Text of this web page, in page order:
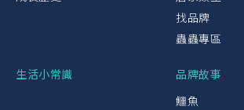
找品牌
蟲蟲專區
生活小常識
品牌故事
鱷魚